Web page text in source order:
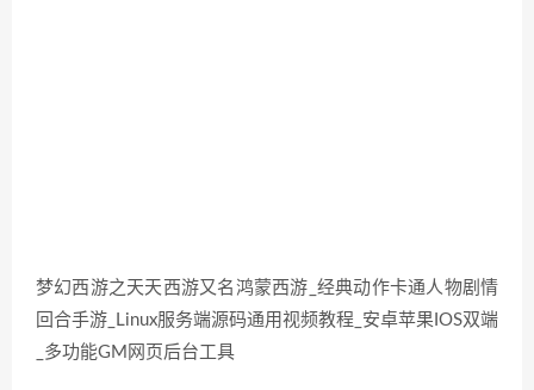
梦幻西游之天天西游又名鸿蒙西游_经典动作卡通人物剧情
回合手游_Linux服务端源码通用视频教程_安卓苹果IOS双端
_多功能GM网页后台工具